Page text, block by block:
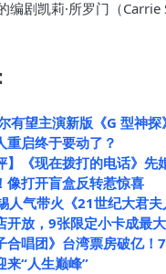
编剧凯莉·所罗门（
有望主演新版《G 型神
重启终于要动了？
】《现在拨打的电话》
像打开盲盒反转惹惊喜
人气带火《21世纪大君
开放，9张限定小卡成最
合唱团》台湾票房破亿！
来“人生巅峰”